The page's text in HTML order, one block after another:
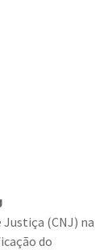
(CNJ) na
do